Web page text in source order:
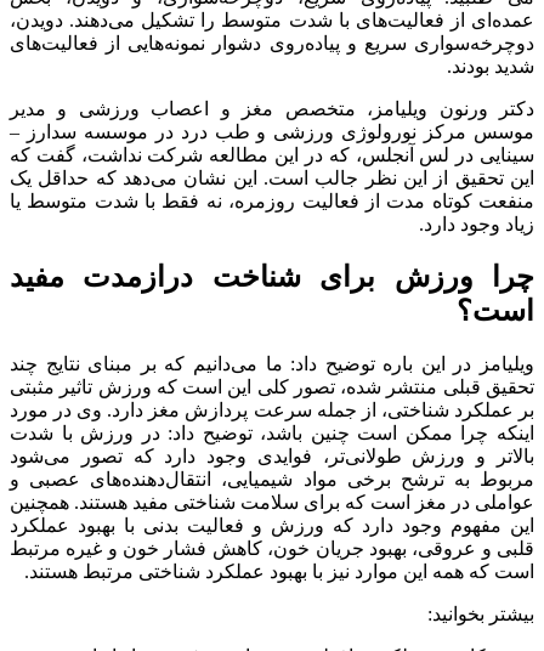
کاهش عملکرد حافظه و مغز با مصرف بیش از اندازه پنیر
پیشگیری ۸۰ درصدی از سکته‌های مغزی با این دو اقدام
منبع:همشهری آنلاین
برچسب ها
بیماری - آلزایمر پزشکی خبر مهم زوال عقل سلامت مغز
آخرین اخبار
مراسم تشییع شهید محمدجواد عفری در سوسنگرد
2 هفته پیش
کشف ۱۵۲ دستگاه ماینر غیرمجاز در لرستان
2 هفته پیش
شفاف‌سازی ۲۸ میلیارد یورو تعهدات ارزی
2 هفته پیش
اکیپ صیادان غیرمجاز ماهی در سنقروکلیایی